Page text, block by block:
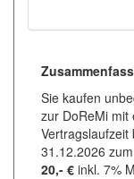
Sie kaufen
zur DoReMi mit
Vertragslaufzeit
31.12.2026
20,- € inkl. 7%